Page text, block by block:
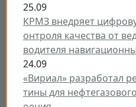
25.09
КРМЗ внедряет
онтроля качества от
водителя
24.09
«Вириал» разработал
тины для